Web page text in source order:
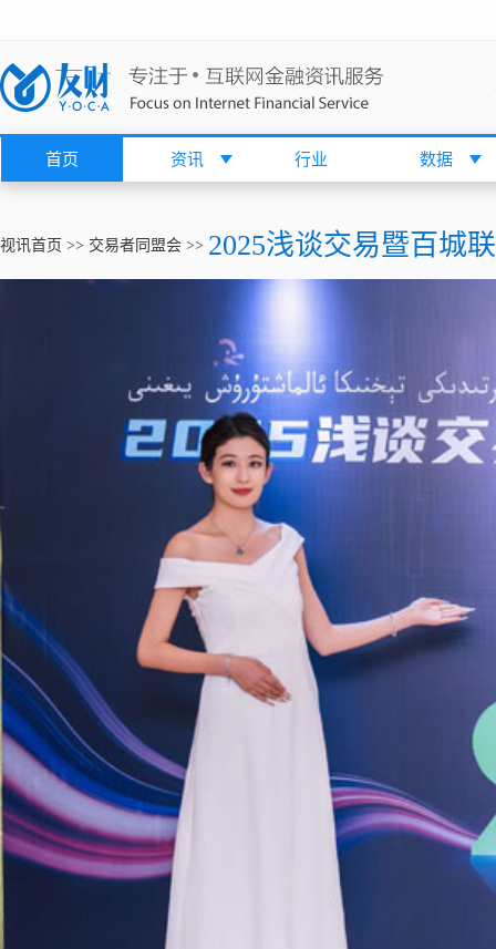
首页 资讯 行业 数据
视讯首页 >> 交易者同盟会 >> 2025浅谈交易暨百城